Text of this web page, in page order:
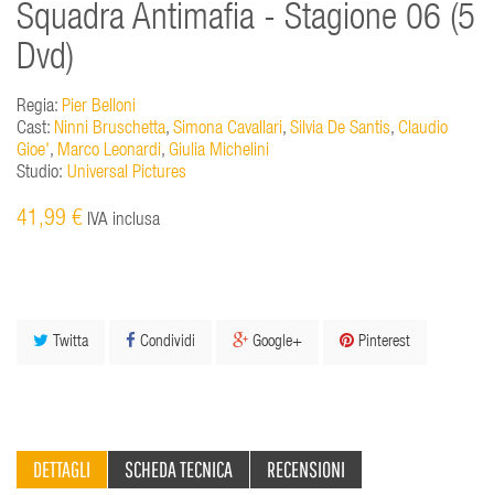
Squadra Antimafia - Stagione 06 (5
Dvd)
Regia: Pier Belloni
Cast: Ninni Bruschetta, Simona Cavallari, Silvia De Santis, Claudio
Gioe', Marco Leonardi, Giulia Michelini
Studio: Universal Pictures
41,99 € IVA inclusa
Twitta Condividi Google+ Pinterest
DETTAGLI SCHEDA TECNICA RECENSIONI